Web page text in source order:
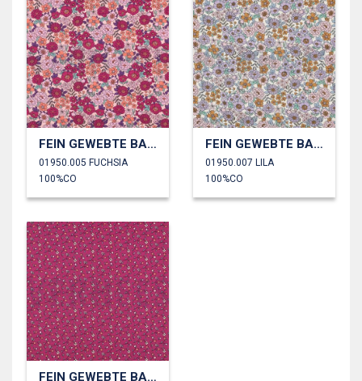
FEIN GEWEBTE BAUMWOLLPOPELINE BLUMEN
01950.005 FUCHSIA
100%CO
FEIN GEWEBTE BAUMWOLLPOPELINE BLUMEN
01950.007 LILA
100%CO
FEIN GEWEBTE BAUMWOLLPOPELINE BLUMEN